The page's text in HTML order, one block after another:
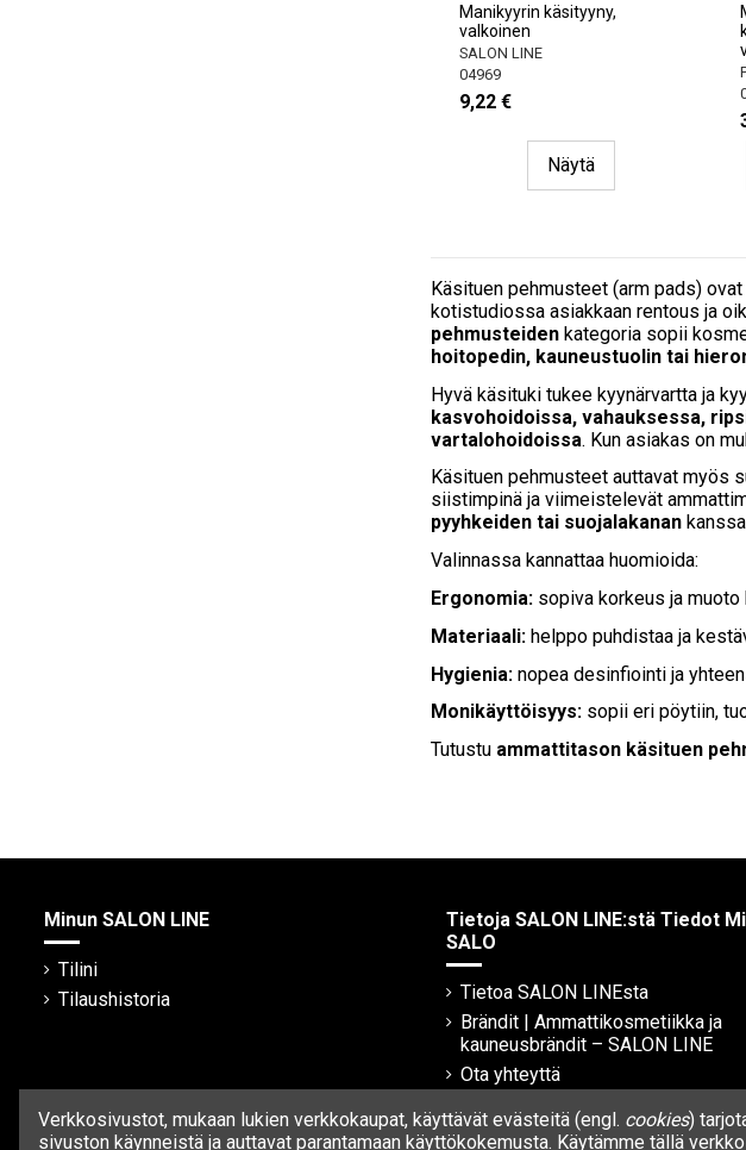
Manikyyrin käsityyny,
valkoinen
SALON LINE
04969
9,22 €
Näytä
Käsituen pehmusteet (arm pads)
kotistudiossa asiakkaan rentous ja
pehmusteiden kategoria sopii
hoitopedin, kauneustuolin tai
Hyvä käsituki tukee kyynärvartta ja
kasvohoidoissa, vahauksessa,
vartalohoidoissa. Kun asiakas on
Käsituen pehmusteet auttavat myös
siistimpinä ja viimeistelevät
pyyhkeiden tai suojalakanan
Valinnassa kannattaa huomioida:
Ergonomia: sopiva korkeus ja
Materiaali: helppo puhdistaa ja
Hygienia: nopea desinfiointi ja
Monikäyttöisyys: sopii eri pöytiin,
Tutustu ammattitason käsituen
Minun SALON LINE
Tilini
Tilaushistoria
Tietoja SALON LINE:stä Tiedot
SALO
Tietoa SALON LINEsta
Brändit | Ammattikosmetiikka ja
kauneusbrändit – SALON LINE
Ota yhteyttä
Verkkosivustot, mukaan lukien verkkokaupat, käyttävät evästeitä (engl. cookies)
sivuston käynneistä ja auttavat parantamaan käyttökokemusta. Käytämme tällä